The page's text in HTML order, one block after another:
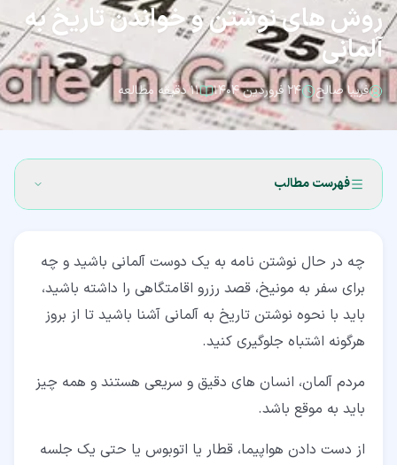
روش های نوشتن و خواندن تاریخ به
آلمانی
فریبا صالح ۲۴ فروردین ۱۴۰۴ ۱۱ دقیقه مطالعه
فهرست مطالب
۱‏-‏۱‏- روزهای کاری و آخر هفته به آلمانی
۱‏-‏۲‏- استفاده از عبارات اضافی با روزهای هفته
۲‏- ماه های سال به آلمانی
۳‏- فصل ها به آلمانی
۴‏- سال به آلمانی
۴‏-‏۱‏- سال قبل و بعد از مسیح
چه در حال نوشتن نامه به یک دوست آلمانی باشید و چه
برای سفر به مونیخ، قصد رزرو اقامتگاهی را داشته باشید،
باید با نحوه نوشتن تاریخ به آلمانی آشنا باشید تا از بروز
هرگونه اشتباه جلوگیری کنید.
مردم آلمان، انسان های دقیق و سریعی هستند و همه چیز
باید به موقع باشد.
از دست دادن هواپیما، قطار یا اتوبوس یا حتی یک جلسه